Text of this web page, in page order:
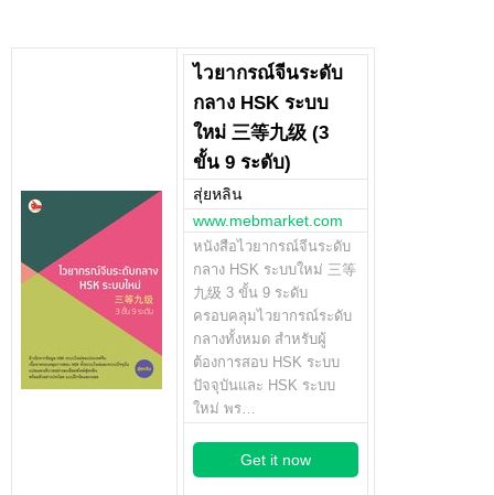
ไวยากรณ์จีนระดับ
กลาง HSK ระบบ
ใหม่ 三等九级 (3
ขั้น 9 ระดับ)
สุ่ยหลิน
www.mebmarket.com
หนังสือไวยากรณ์จีนระดับ
กลาง HSK ระบบใหม่ 三等
九级 3 ขั้น 9 ระดับ
ครอบคลุมไวยากรณ์ระดับ
กลางทั้งหมด สำหรับผู้
ต้องการสอบ HSK ระบบ
ปัจจุบันและ HSK ระบบ
ใหม่ พร…
Get it now